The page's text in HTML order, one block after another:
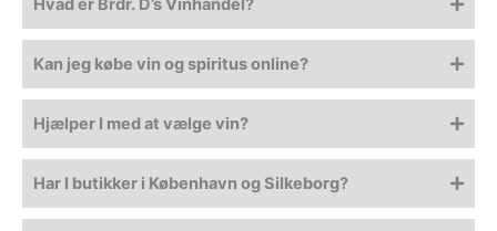
antal
Kan jeg købe vin og spiritus online?
Hjælper I med at vælge vin?
Har I butikker i København og Silkeborg?